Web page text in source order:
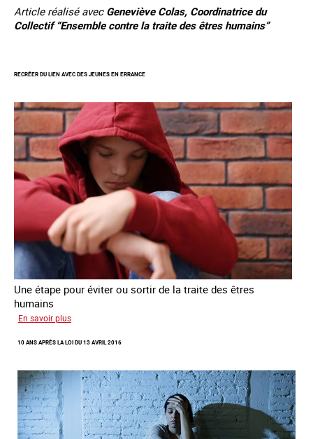
Article réalisé avec Geneviève Colas, Coordinatrice du
Collectif “Ensemble contre la traite des êtres humains”
RECRÉER DU LIEN AVEC DES JEUNES EN ERRANCE
Une étape pour éviter ou sortir de la traite des êtres
humains
En savoir plus
du
avec
des
jeunes
errance
10 ANS APRÈS LA LOI DU 13 AVRIL 2016